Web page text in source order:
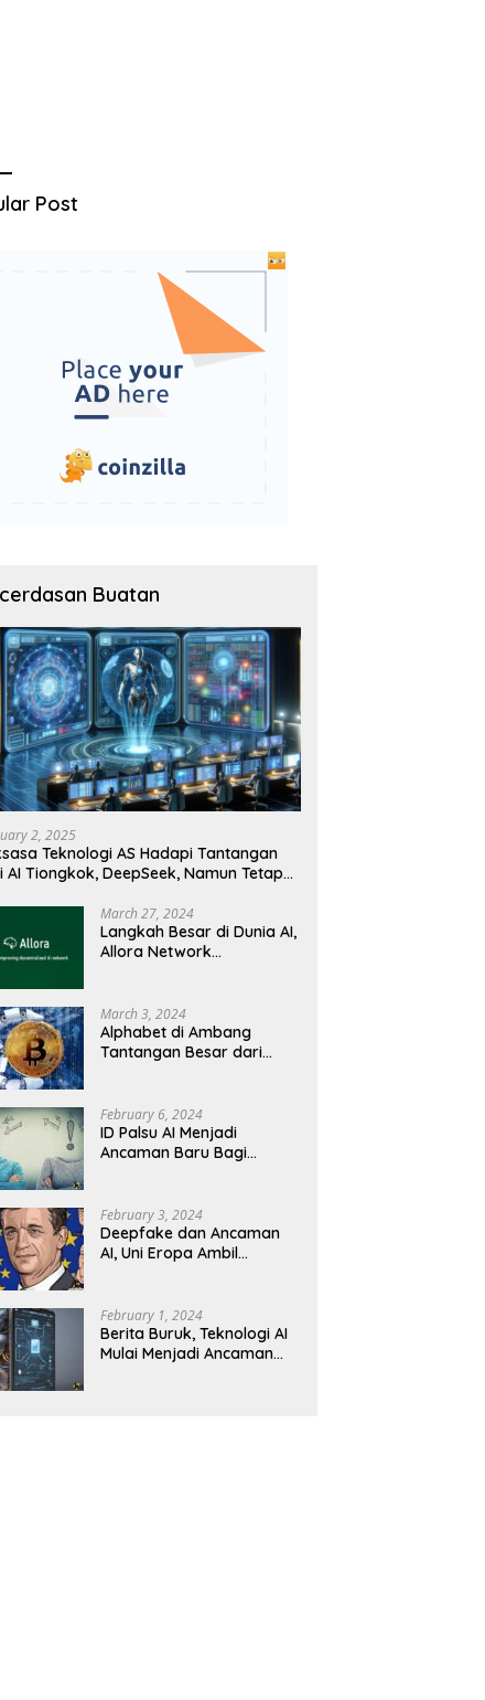
Post
Buatan
2, 2025
Teknologi AS Hadapi Tantangan
AI Tiongkok, DeepSeek, Namun Tetap
March 27, 2024
Langkah Besar di Dunia AI,
Allora Network
March 3, 2024
Alphabet di Ambang
Tantangan Besar dari
February 6, 2024
ID Palsu AI Menjadi
Ancaman Baru Bagi
February 3, 2024
Deepfake dan Ancaman
AI, Uni Eropa Ambil
February 1, 2024
Berita Buruk, Teknologi AI
Mulai Menjadi Ancaman